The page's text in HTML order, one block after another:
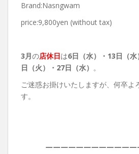
Brand:Nasngwam
price:9,800yen (without tax)
3月の店休日は6日（水）・13日（
日（火）・27日（水） 。
ご迷惑お掛けいたしますが、何卒よ
す。